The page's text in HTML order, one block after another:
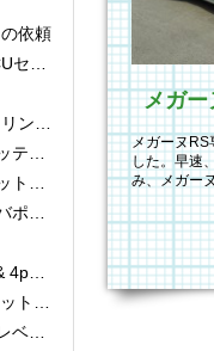
メガーヌRS
した。早速
み、メガー
の重量が1
依頼
調整
漏れ
グ
！
！！
ール
付け
！！